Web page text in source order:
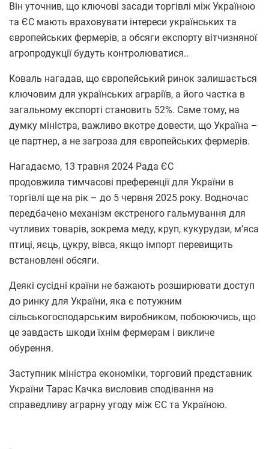
Він уточнив, що ключові засади торгівлі між Україною
та ЄС мають враховувати інтереси українських та
європейських фермерів, а обсяги експорту вітчизняної
агропродукції будуть контролюватися..
Коваль нагадав, що європейський ринок залишається
ключовим для українських аграріїв, а його частка в
загальному експорті становить 52%. Саме тому, на
думку міністра, важливо вкотре довести, що Україна –
це партнер, а не загроза для європейських фермерів.
Нагадаємо, 13 травня 2024 Рада ЄС
продовжила тимчасові преференції для України в
торгівлі ще на рік – до 5 червня 2025 року. Водночас
передбачено механізм екстреного гальмування для
чутливих товарів, зокрема меду, круп, кукурудзи, м’яса
птиці, яєць, цукру, вівса, якщо імпорт перевищить
встановлені обсяги.
Деякі сусідні країни не бажають розширювати доступ
до ринку для України, яка є потужним
сільськогосподарським виробником, побоюючись, що
це завдасть шкоди їхнім фермерам і викличе
обурення.
Заступник міністра економіки, торговий представник
України Тарас Качка висловив сподівання на
справедливу аграрну угоду між ЄС та Україною.